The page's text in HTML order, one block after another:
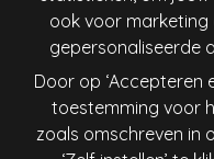
Nederland
Österreich
Schweiz
ook voor marketing
gepersonaliseerde
Door op ‘Accepteren
toestemming voor
zoals omschreven in